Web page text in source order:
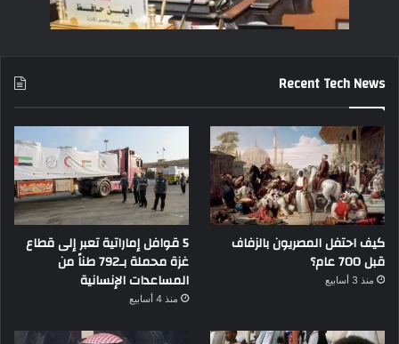
Recent Tech News
كيف احتفل المصريون بالزفاف
قبل 700 عام؟
منذ 3 أسابيع
5 قوافل إماراتية تعبر إلى قطاع
غزة محملة بـ792 طناً من
المساعدات الإنسانية
منذ 4 أسابيع